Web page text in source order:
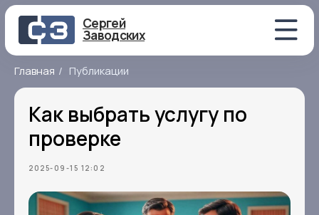
Сергей
Заводских
Главная / Публикации
Как выбрать услугу по
проверке
2025-09-15 12:02